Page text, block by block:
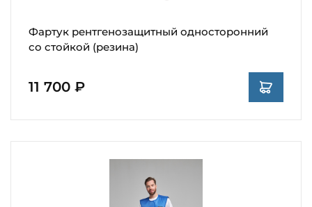
Фартук рентгенозащитный односторонний
со стойкой (резина)
11 700 ₽